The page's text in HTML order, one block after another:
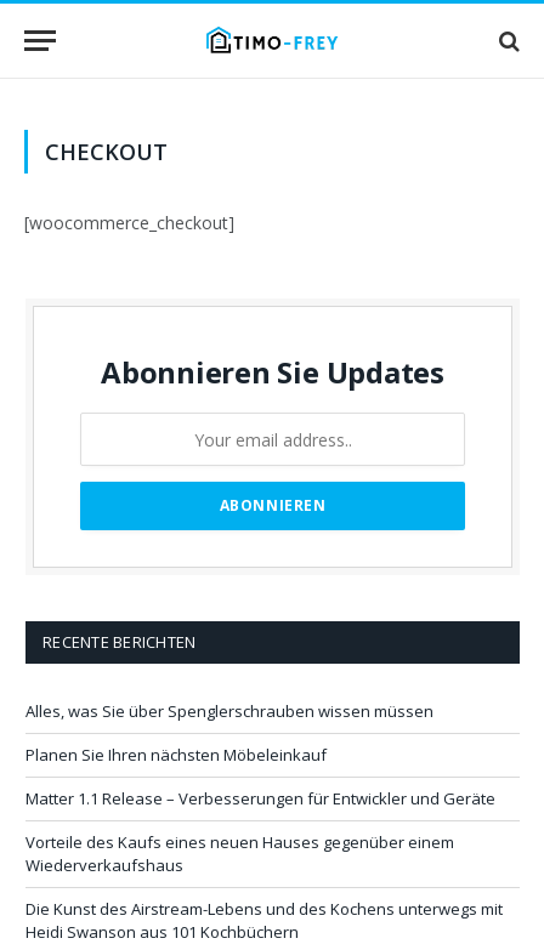
CHECKOUT
[woocommerce_checkout]
Abonnieren Sie Updates
RECENTE BERICHTEN
Alles, was Sie über Spenglerschrauben wissen müssen
Planen Sie Ihren nächsten Möbeleinkauf
Matter 1.1 Release – Verbesserungen für Entwickler und Geräte
Vorteile des Kaufs eines neuen Hauses gegenüber einem
Wiederverkaufshaus
Die Kunst des Airstream-Lebens und des Kochens unterwegs mit
Heidi Swanson aus 101 Kochbüchern